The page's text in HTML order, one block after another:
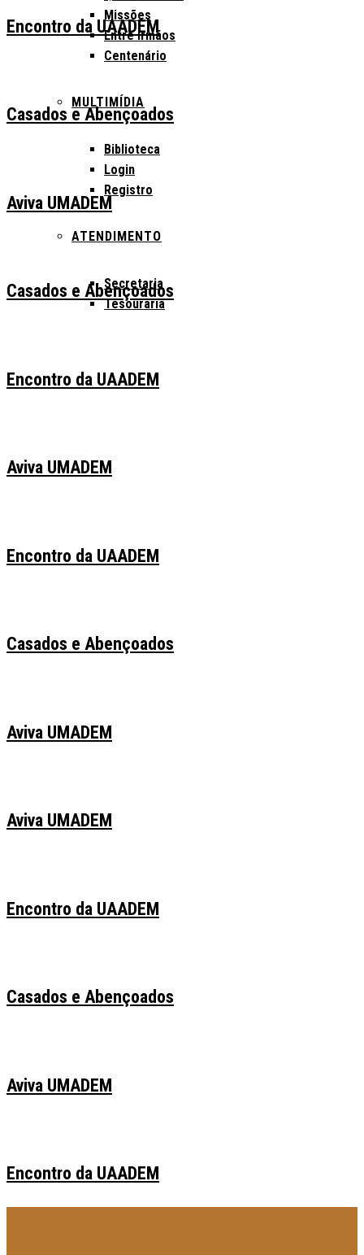
Missões
Entre Irmãos
Centenário
MULTIMÍDIA
Biblioteca
Login
Registro
ATENDIMENTO
Secretaria
Tesouraria
Encontro da UAADEM
Casados e Abençoados
Aviva UMADEM
Casados e Abençoados
Encontro da UAADEM
Aviva UMADEM
Encontro da UAADEM
Casados e Abençoados
Aviva UMADEM
Aviva UMADEM
Encontro da UAADEM
Casados e Abençoados
Aviva UMADEM
Encontro da UAADEM